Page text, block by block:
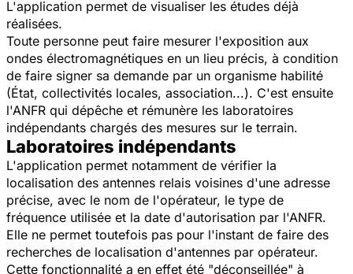
L'application permet de visualiser les études déjà
réalisées.
Toute personne peut faire mesurer l'exposition aux
ondes électromagnétiques en un lieu précis, à condition
de faire signer sa demande par un organisme habilité
(État, collectivités locales, association...). C'est ensuite
l'ANFR qui dépêche et rémunère les laboratoires
indépendants chargés des mesures sur le terrain.
Laboratoires indépendants
L'application permet notamment de vérifier la
localisation des antennes relais voisines d'une adresse
précise, avec le nom de l'opérateur, le type de
fréquence utilisée et la date d'autorisation par l'ANFR.
Elle ne permet toutefois pas pour l'instant de faire des
recherches de localisation d'antennes par opérateur.
Cette fonctionnalité a en effet été "déconseillée" à